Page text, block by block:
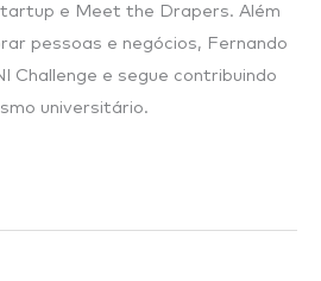
e Meet the Drapers. Além
pessoas e negócios, Fernando
Challenge e segue contribuindo
universitário.